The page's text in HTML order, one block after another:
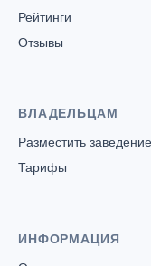
Рейтинги
Отзывы
ВЛАДЕЛЬЦАМ
Разместить заведение
Тарифы
ИНФОРМАЦИЯ